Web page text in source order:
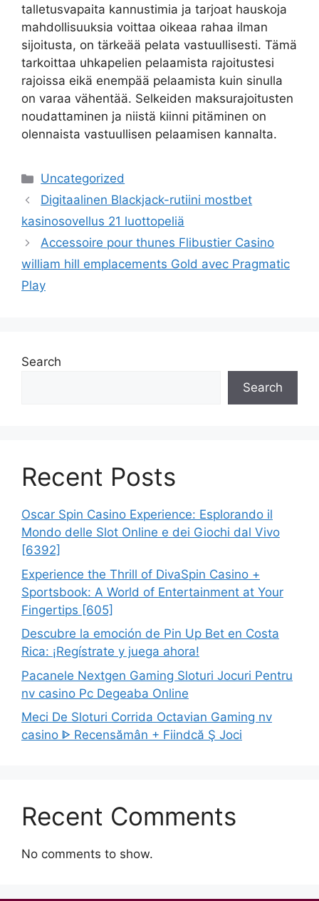
talletusvapaita kannustimia ja tarjoat hauskoja
mahdollisuuksia voittaa oikeaa rahaa ilman
sijoitusta, on tärkeää pelata vastuullisesti. Tämä
tarkoittaa uhkapelien pelaamista rajoitustesi
rajoissa eikä enempää pelaamista kuin sinulla
on varaa vähentää. Selkeiden maksurajoitusten
noudattaminen ja niistä kiinni pitäminen on
olennaista vastuullisen pelaamisen kannalta.
Uncategorized
Digitaalinen Blackjack-rutiini mostbet
kasinosovellus 21 luottopeliä
Accessoire pour thunes Flibustier Casino
william hill emplacements Gold avec Pragmatic
Play
Search
Search
Recent Posts
Oscar Spin Casino Experience: Esplorando il
Mondo delle Slot Online e dei Giochi dal Vivo
[6392]
Experience the Thrill of DivaSpin Casino +
Sportsbook: A World of Entertainment at Your
Fingertips [605]
Descubre la emoción de Pin Up Bet en Costa
Rica: ¡Regístrate y juega ahora!
Pacanele Nextgen Gaming Sloturi Jocuri Pentru
nv casino Pc Degeaba Online
Meci De Sloturi Corrida Octavian Gaming nv
casino ᐈ Recensămân + Fiindcă Ş Joci
Recent Comments
No comments to show.